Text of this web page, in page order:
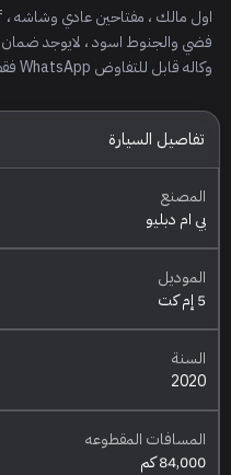
وكاله قابل للتفاوض WhatsApp فقط
تفاصيل السيارة
المصنع
بي ام دبليو
الموديل
5 إم كت
السنة
2020
المسافات المقطوعه
84,000 كم